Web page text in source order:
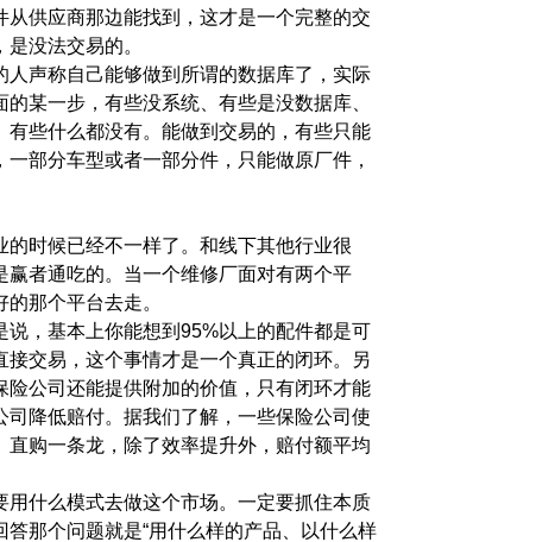
从供应商那边能找到，这才是一个完整的交
没法交易的。
人声称自己能够做到所谓的数据库了，实际
的某一步，有些没系统、有些是没数据库、
有些什么都没有。能做到交易的，有些只能
部分车型或者一部分件，只能做原厂件，
的时候已经不一样了。和线下其他行业很
赢者通吃的。当一个维修厂面对有两个平
那个平台去走。
说，基本上你能想到95%以上的配件都是可
接交易，这个事情才是一个真正的闭环。另
险公司还能提供附加的价值，只有闭环才能
司降低赔付。据我们了解，一些保险公司使
直购一条龙，除了效率提升外，赔付额平均
用什么模式去做这个市场。一定要抓住本质
那个问题就是“用什么样的产品、以什么样